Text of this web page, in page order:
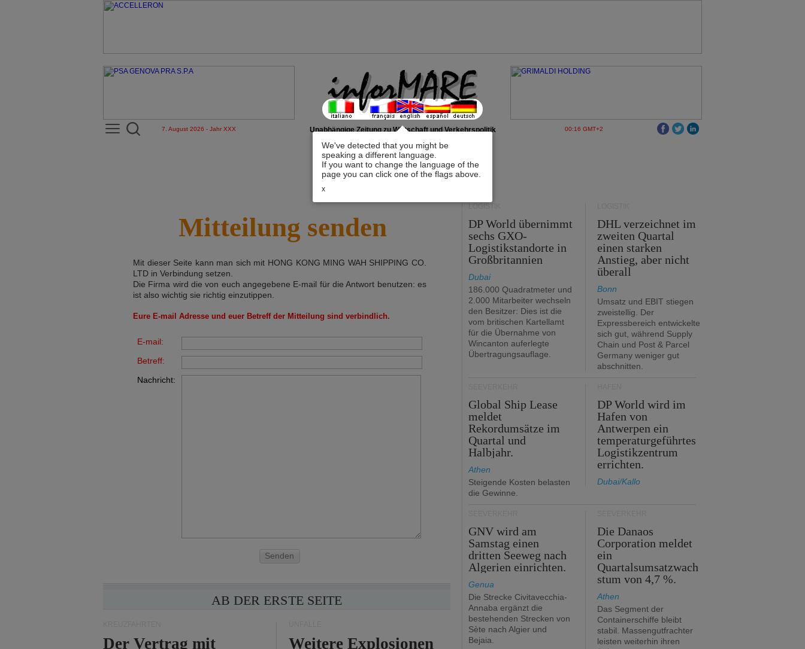
We've detected that you might be
speaking a different language.
If you want to change the language of the
page you can click one of the flags above.
x
7. August 2026 - Jahr XXX Unabhängige Zeitung zu Wirtschaft und Verkehrspolitik 00:16 GMT+2
Mitteilung senden
Mit dieser Seite kann man sich mit HONG KONG MING WAH SHIPPING CO.
LTD in Verbindung setzen.
Die Firma wird die von euch angegebene E-mail für die Antwort benutzen: es
ist also wichtig sie richtig einzutippen.
Eure E-mail Adresse und euer Betreff der Mitteilung sind verbindlich.
E-mail:
Betreff:
Nachricht:
Senden
AB DER ERSTE SEITE
Der Vertrag mit
Weitere Explosionen
LOGISTIK
DP World übernimmt
sechs GXO-
Logistikstandorte in
Großbritannien
Dubai
186.000 Quadratmeter und
2.000 Mitarbeiter wechseln
den Besitzer: Dies ist die
vom britischen Kartellamt
für die Übernahme von
Wincanton auferlegte
Übertragungsauflage.
DHL verzeichnet im
zweiten Quartal
einen starken
Anstieg, aber nicht
überall
Bonn
Umsatz und EBIT stiegen
zweistellig. Der
Expressbereich entwickelte
sich gut, während Supply
Chain und Post & Parcel
Germany weniger gut
abschnitten.
Global Ship Lease
meldet
Rekordumsätze im
Quartal und
Halbjahr.
Athen
Steigende Kosten belasten
die Gewinne.
DP World wird im
Hafen von
Antwerpen ein
temperaturgeführtes
Logistikzentrum
errichten.
Dubai/Kallo
GNV wird am
Samstag einen
dritten Seeweg nach
Algerien einrichten.
Genua
Die Strecke Civitavecchia-
Annaba ergänzt die
bestehenden Strecken von
Sète nach Algier und
Bejaia.
Die Danaos
Corporation meldet
ein
Quartalsumsatzwach
stum von 4,7 %.
Athen
Das Segment der
Containerschiffe bleibt
stabil. Massengutfrachter
leisten weiterhin ihren